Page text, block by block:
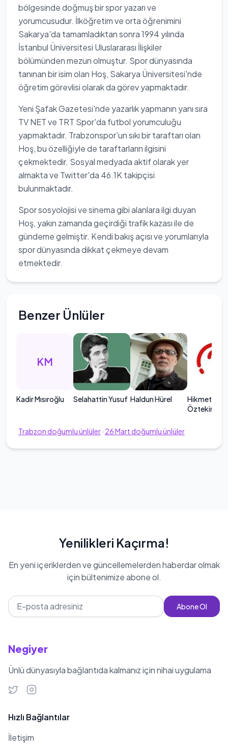
bölgesinde doğmuş bir spor yazarı ve
yorumcusudur. İlköğretim ve orta öğrenimini
Sakarya'da tamamladıktan sonra 1994 yılında
İstanbul Üniversitesi Uluslararası İlişkiler
bölümünden mezun olmuştur. Spor dünyasında
tanınan bir isim olan Hoş, Sakarya Üniversitesi'nde
öğretim görevlisi olarak da görev yapmaktadır.
Yeni Şafak Gazetesi'nde yazarlık yapmanın yanı sıra
TV NET ve TRT Spor'da futbol yorumculuğu
yapmaktadır. Trabzonspor'un sıkı bir taraftarı olan
Hoş, bu özelliğiyle de taraftarların ilgisini
çekmektedir. Sosyal medyada aktif olarak yer
almakta ve Twitter'da 46.1K takipçisi
bulunmaktadır.
Spor sosyolojisi ve sinema gibi alanlara ilgi duyan
Hoş, yakın zamanda geçirdiği trafik kazası ile de
gündeme gelmiştir. Kendi bakış açısı ve yorumlarıyla
spor dünyasında dikkat çekmeye devam
etmektedir.
Benzer Ünlüler
KM
Kadir Mısıroğlu Selahattin Yusuf Haldun Hürel
Hikmet Anıl
Öztekin
Trabzon doğumlu ünlüler· 26Mart doğumlu ünlüler
Yenilikleri Kaçırma!
En yeni içeriklerden ve güncellemelerden haberdar olmak
için bültenimize abone ol.
Abone Ol
Negiyer
Ünlü dünyasıyla bağlantıda kalmanız için nihai uygulama
Hızlı Bağlantılar
İletişim